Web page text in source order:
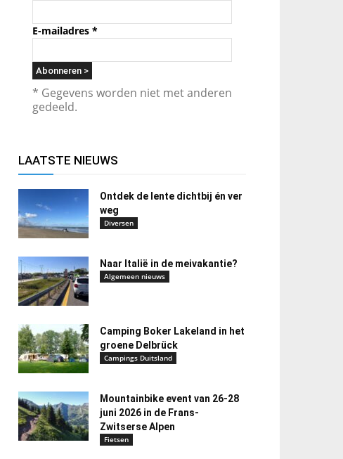
E-mailadres *
* Gegevens worden niet met anderen
gedeeld.
LAATSTE NIEUWS
Ontdek de lente dichtbij én ver
weg
Diversen
Naar Italië in de meivakantie?
Algemeen nieuws
Camping Boker Lakeland in het
groene Delbrück
Campings Duitsland
Mountainbike event van 26-28
juni 2026 in de Frans-
Zwitserse Alpen
Fietsen